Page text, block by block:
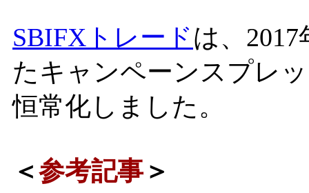
SBIFXトレードは、
たキャンペーンスプレ
恒常化しました。
＜参考記事 ＞